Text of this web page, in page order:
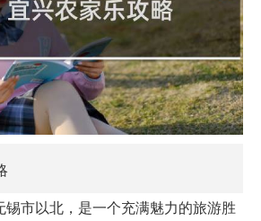
市以北，是一个充满魅力的旅游胜